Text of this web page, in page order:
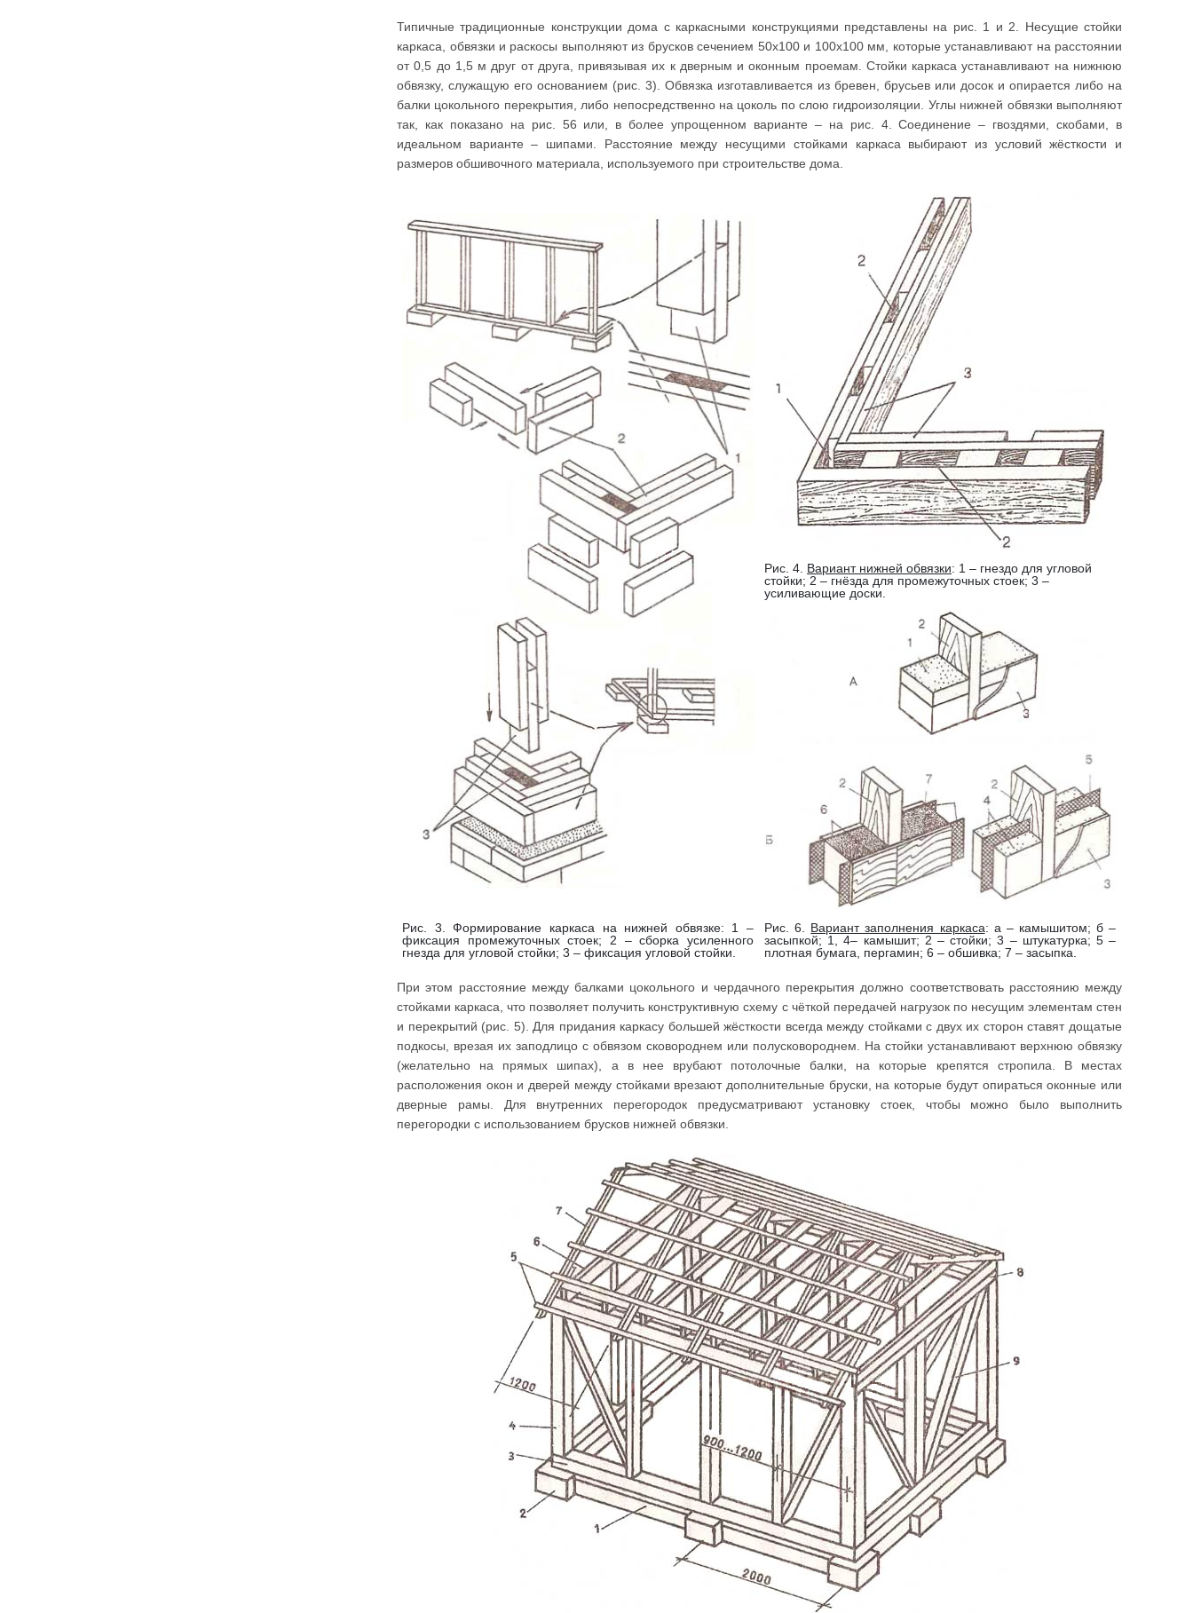
Типичные традиционные конструкции дома с каркасными конструкциями представлены на рис. 1 и 2. Несущие стойки
каркаса, обвязки и раскосы выполняют из брусков сечением 50x100 и 100x100 мм, которые устанавливают на расстоянии
от 0,5 до 1,5 м друг от друга, привязывая их к дверным и оконным проемам. Стойки каркаса устанавливают на нижнюю
обвязку, служащую его основанием (рис. 3). Обвязка изготавливается из бревен, брусьев или досок и опирается либо на
балки цокольного перекрытия, либо непосредственно на цоколь по слою гидроизоляции. Углы нижней обвязки выполняют
так, как показано на рис. 56 или, в более упрощенном варианте – на рис. 4. Соединение – гвоздями, скобами, в
идеальном варианте – шипами. Расстояние между несущими стойками каркаса выбирают из условий жёсткости и
размеров обшивочного материала, используемого при строительстве дома.
Рис. 4. Вариант нижней обвязки: 1 – гнездо для угловой
стойки; 2 – гнёзда для промежуточных стоек; 3 –
усиливающие доски.
Рис. 3. Формирование каркаса на нижней обвязке: 1 –
фиксация промежуточных стоек; 2 – сборка усиленного
гнезда для угловой стойки; 3 – фиксация угловой стойки.
Рис. 6. Вариант заполнения каркаса: а – камышитом; б –
засыпкой; 1, 4– камышит; 2 – стойки; 3 – штукатурка; 5 –
плотная бумага, пергамин; 6 – обшивка; 7 – засыпка.
При этом расстояние между балками цокольного и чердачного перекрытия должно соответствовать расстоянию между
стойками каркаса, что позволяет получить конструктивную схему с чёткой передачей нагрузок по несущим элементам стен
и перекрытий (рис. 5). Для придания каркасу большей жёсткости всегда между стойками с двух их сторон ставят дощатые
подкосы, врезая их заподлицо с обвязом сковороднем или полусковороднем. На стойки устанавливают верхнюю обвязку
(желательно на прямых шипах), а в нее врубают потолочные балки, на которые крепятся стропила. В местах
расположения окон и дверей между стойками врезают дополнительные бруски, на которые будут опираться оконные или
дверные рамы. Для внутренних перегородок предусматривают установку стоек, чтобы можно было выполнить
перегородки с использованием брусков нижней обвязки.